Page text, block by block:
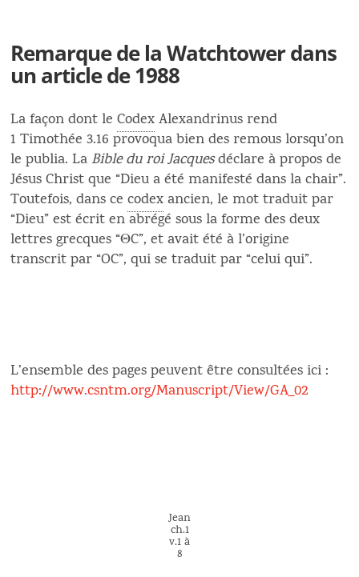
Remarque de la Watchtower dans
un article de 1988
La façon dont leCodexAlexandrinus rend
1 Timothée 3.16 provoqua bien des remous lorsqu’on
le publia. La Bible du roi Jacquesdéclare à propos de
Jésus Christ que “Dieu a été manifesté dans la chair”.
Toutefois, dans cecodexancien, le mot traduit par
“Dieu” est écrit en abrégé sous la forme des deux
lettres grecques “ΘC”, et avait été à l’origine
transcrit par “OC”, qui se traduit par “celui qui”.
L’ensemble des pages peuvent être consultées ici :
http://www.csntm.org/Manuscript/View/GA_02
Jean
ch.1
v.1 à
8